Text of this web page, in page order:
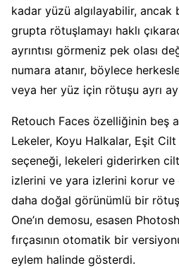
kadar yüzü algılayabilir,
grupta rötuşlamayı haklı
ayrıntısı görmeniz pek olası
numara atanır, böylece
veya her yüz için rötuşu ayrı
Retouch Faces özelliğinin beş
Lekeler, Koyu Halkalar, Eşit
seçeneği, lekeleri giderirken
izlerini ve yara izlerini korur
daha doğal görünümlü bir
One’ın demosu, esasen
fırçasının otomatik bir
eylem halinde gösterdi.